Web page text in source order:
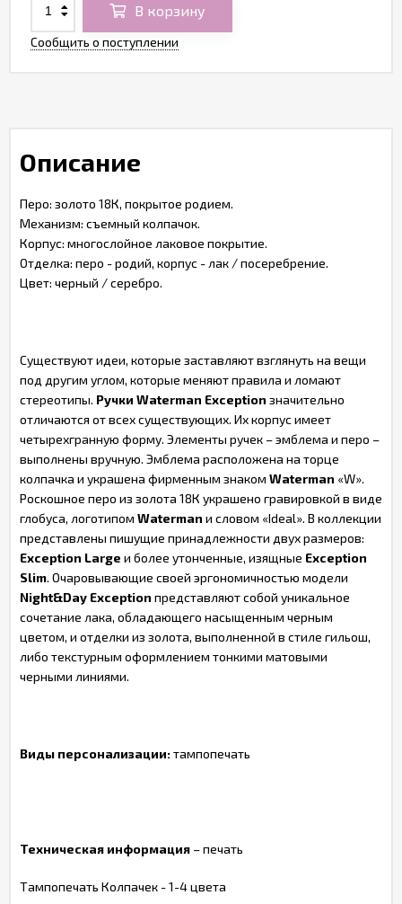
В корзину
Сообщить о поступлении
Описание
Перо: золото 18К, покрытое родием.
Механизм: съемный колпачок.
Корпус: многослойное лаковое покрытие.
Отделка: перо - родий, корпус - лак / посеребрение.
Цвет: черный / серебро.
Существуют идеи, которые заставляют взглянуть на вещи
под другим углом, которые меняют правила и ломают
стереотипы. Ручки Waterman Exception значительно
отличаются от всех существующих. Их корпус имеет
четырехгранную форму. Элементы ручек – эмблема и перо –
выполнены вручную. Эмблема расположена на торце
колпачка и украшена фирменным знаком Waterman «W».
Роскошное перо из золота 18К украшено гравировкой в виде
глобуса, логотипом Waterman и словом «Ideal». В коллекции
представлены пишущие принадлежности двух размеров:
Exception Large и более утонченные, изящные Exception
Slim. Очаровывающие своей эргономичностью модели
Night&Day Exception представляют собой уникальное
сочетание лака, обладающего насыщенным черным
цветом, и отделки из золота, выполненной в стиле гильош,
либо текстурным оформлением тонкими матовыми
черными линиями.
Виды персонализации:тампопечать
Техническая информация – печать
Тампопечать Колпачек - 1-4 цвета